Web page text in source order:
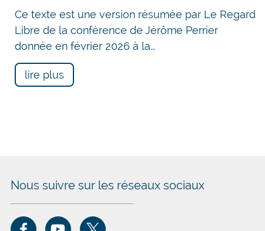
Chatbot
Ce texte est une version résumée par Le Regard
Libre de la conférence de Jérôme Perrier
donnée en février 2026 à la…
lire plus
Nous suivre sur les réseaux sociaux